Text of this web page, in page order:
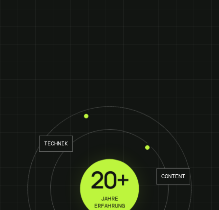
20+
JAHRE
ERFAHRUNG
TECHNIK
CONTENT